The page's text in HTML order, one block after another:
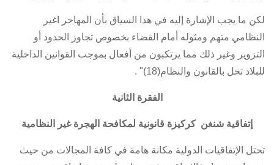
لكن ما يجب الإشارة إليه في هذا السياق بأن المهاجر اغير
النظامي متهم ومثوله أمام القضاء بخصوص تجاوز الحدود أو
التزوير وغير ذلك مما يرتكبون من أفعال بموجب القوانين الداخلية
للبلاد تخل بالقانون والنظام(18)" .
الفقرة الثانية
إتفاقية شنغن كركيزة قانونية لمكافحة الهجرة غير النظامية
تحتل الإتفاقيات الدولية مكانة هامة في كافة المجالات من حيث